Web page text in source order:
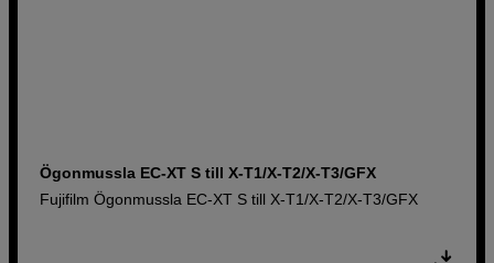
Ögonmussla EC-XT S till X-T1/X-T2/X-T3/GFX
Fujifilm Ögonmussla EC-XT S till X-T1/X-T2/X-T3/GFX